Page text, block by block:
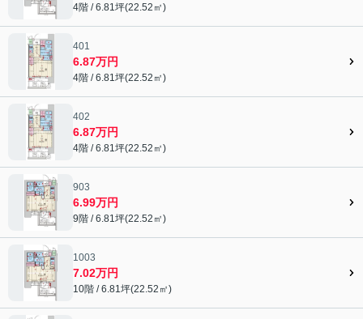
4階 / 6.81坪(22.52㎡)
401
6.87万円
4階 / 6.81坪(22.52㎡)
402
6.87万円
4階 / 6.81坪(22.52㎡)
903
6.99万円
9階 / 6.81坪(22.52㎡)
1003
7.02万円
10階 / 6.81坪(22.52㎡)